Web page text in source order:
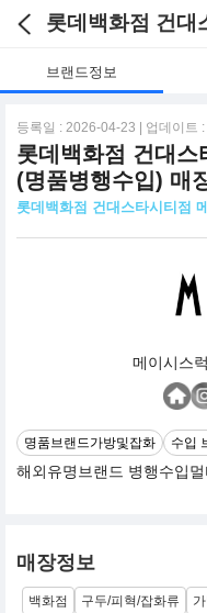
브랜드정보
등록일 : 2026-04-23 | 업데이트
롯데백화점 건대스
(명품병행수입) 매
롯데백화점 건대스타시티점
메이시스
명품브랜드가방및잡화 수입
해외유명브랜드 병행수입
매장정보
백화점 구두/피혁/잡화류